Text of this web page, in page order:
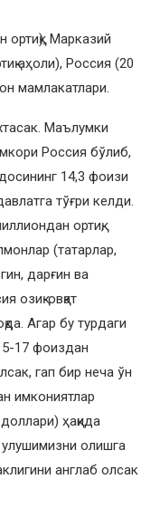
Марказий
аҳоли), Россия (20
мамлакатлари.
Маълумки
Россия бўлиб,
14,3 фоизи
тўғри келди.
ортиқ,
(татарлар,
дарғин ва
озиқ-овқат
Агар бу турдаги
17 фоиздан
гап бир неча ўн
имкониятлар
ҳақида
олишга
англаб олсак